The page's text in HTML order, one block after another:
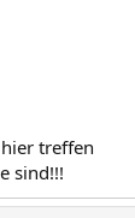
treffen
sind!!!